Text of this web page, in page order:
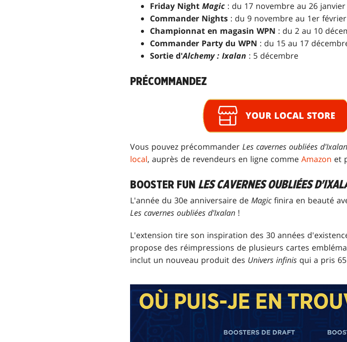
Friday Night Magic : du 17 novembre au 26 janvier
Commander Nights : du 9 novembre au 1er février
Championnat en magasin WPN : du 2 au 10
Commander Party du WPN : du 15 au 17
Sortie d'Alchemy : Ixalan : 5 décembre
PRÉCOMMANDEZ
Vous pouvez précommander Les cavernes oubliées d'Ixalan
local, auprès de revendeurs en ligne comme Amazon et
BOOSTER FUN LES CAVERNES OUBLIÉES
L'année du 30e anniversaire de Magic finira en beauté
Les cavernes oubliées d'Ixalan !
L'extension tire son inspiration des 30 années
propose des réimpressions de plusieurs cartes
inclut un nouveau produit des Univers infinis qui a pris